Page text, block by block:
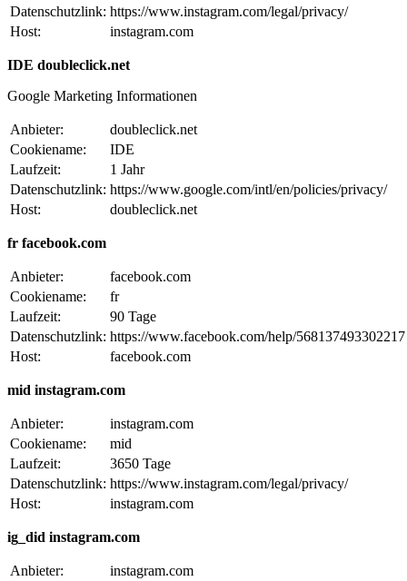
Datenschutzlink: https://www.instagram.com/legal/privacy/
Host:
instagram.com
IDE doubleclick.net
Google Marketing Informationen
Anbieter:
doubleclick.net
Cookiename:
IDE
Laufzeit:
1 Jahr
Datenschutzlink: https://www.google.com/intl/en/policies/privacy/
Host:
doubleclick.net
fr facebook.com
Anbieter:
facebook.com
Cookiename:
fr
Laufzeit:
90 Tage
Datenschutzlink: https://www.facebook.com/help/568137493302217
Host:
facebook.com
mid instagram.com
Anbieter:
instagram.com
Cookiename:
mid
Laufzeit:
3650 Tage
Datenschutzlink: https://www.instagram.com/legal/privacy/
Host:
instagram.com
ig_did instagram.com
Anbieter:
instagram.com